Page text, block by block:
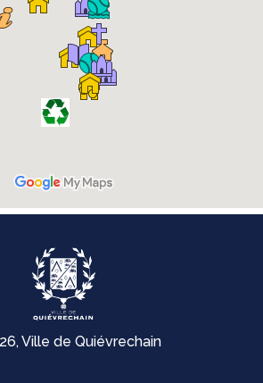
Ville de Quiévrechain